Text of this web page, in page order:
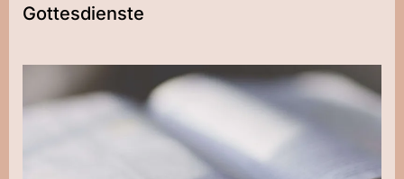
Gottesdienste